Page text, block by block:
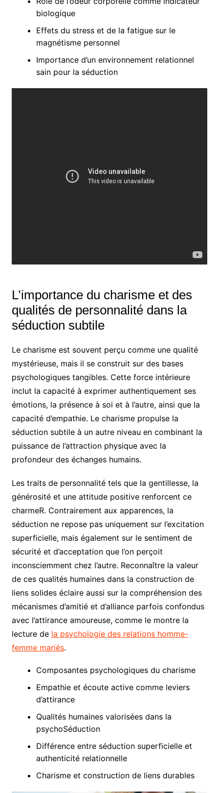
biologique
Effets du stress et de la fatigue sur le
magnétisme personnel
Importance d’un environnement relationnel
sain pour la séduction
L’importance du charisme et des
qualités de personnalité dans la
séduction subtile
Le charisme est souvent perçu comme une qualité
mystérieuse, mais il se construit sur des bases
psychologiques tangibles. Cette force intérieure
inclut la capacité à exprimer authentiquement ses
émotions, la présence à soi et à l’autre, ainsi que la
capacité d’empathie. Le charisme propulse la
séduction subtile à un autre niveau en combinant la
puissance de l’attraction physique avec la
profondeur des échanges humains.
Les traits de personnalité tels que la gentillesse, la
générosité et une attitude positive renforcent ce
charmeR. Contrairement aux apparences, la
séduction ne repose pas uniquement sur l’excitation
superficielle, mais également sur le sentiment de
sécurité et d’acceptation que l’on perçoit
inconsciemment chez l’autre. Reconnaître la valeur
de ces qualités humaines dans la construction de
liens solides éclaire aussi sur la compréhension des
mécanismes d’amitié et d’alliance parfois confondus
avec l’attirance amoureuse, comme le montre la
lecture de la psychologie des relations homme-
femme mariés.
Composantes psychologiques du charisme
Empathie et écoute active comme leviers
d’attirance
Qualités humaines valorisées dans la
psychoSéduction
Différence entre séduction superficielle et
authenticité relationnelle
Charisme et construction de liens durables